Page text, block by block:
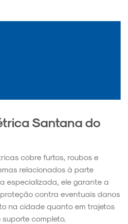
Santana do
cobre furtos, roubos e
relacionados à parte
especializada, ele garante a
contra eventuais danos
na cidade quanto em trajetos
suporte completo.